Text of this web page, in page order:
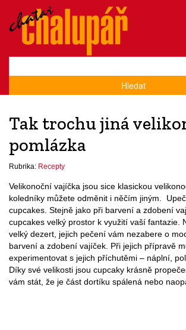
Hledat
Tak trochu jiná
pomlázka
Rubrika: Recepty
Velikonoční vajíčka jsou sice klasickou
koledníky můžete odměnit i něčím jiným.
cupcakes. Stejně jako při barvení a zdobení
cupcakes velký prostor k využití vaší fantazie.
velký dezert, jejich pečení vám nezabere o
barvení a zdobení vajíček. Při jejich přípravě
experimentovat s jejich příchutěmi – náplní,
Díky své velikosti jsou cupcaky krásně
vám stát, že je část dortíku spálená nebo